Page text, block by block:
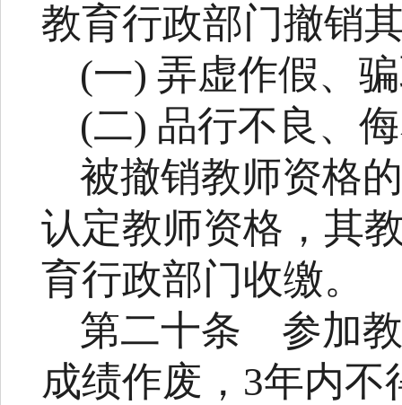
教育行政部门撤销
(一) 弄虚作假、
(二) 品行不良、
被撤销教师资格
认定教师资格，其
育行政部门收缴。
第二十条 参加
成绩作废， 3年内不